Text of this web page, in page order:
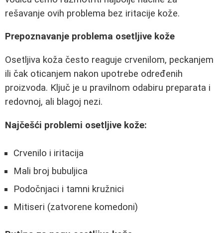
rešavanje ovih problema bez iritacije kože.
Prepoznavanje problema osetljive kože
Osetljiva koža često reaguje crvenilom, peckanjem
ili čak oticanjem nakon upotrebe određenih
proizvoda. Ključ je u pravilnom odabiru preparata i
redovnoj, ali blagoj nezi.
Najčešći problemi osetljive kože:
Crvenilo i iritacija
Mali broj bubuljica
Podočnjaci i tamni kružnici
Mitiseri (zatvorene komedoni)